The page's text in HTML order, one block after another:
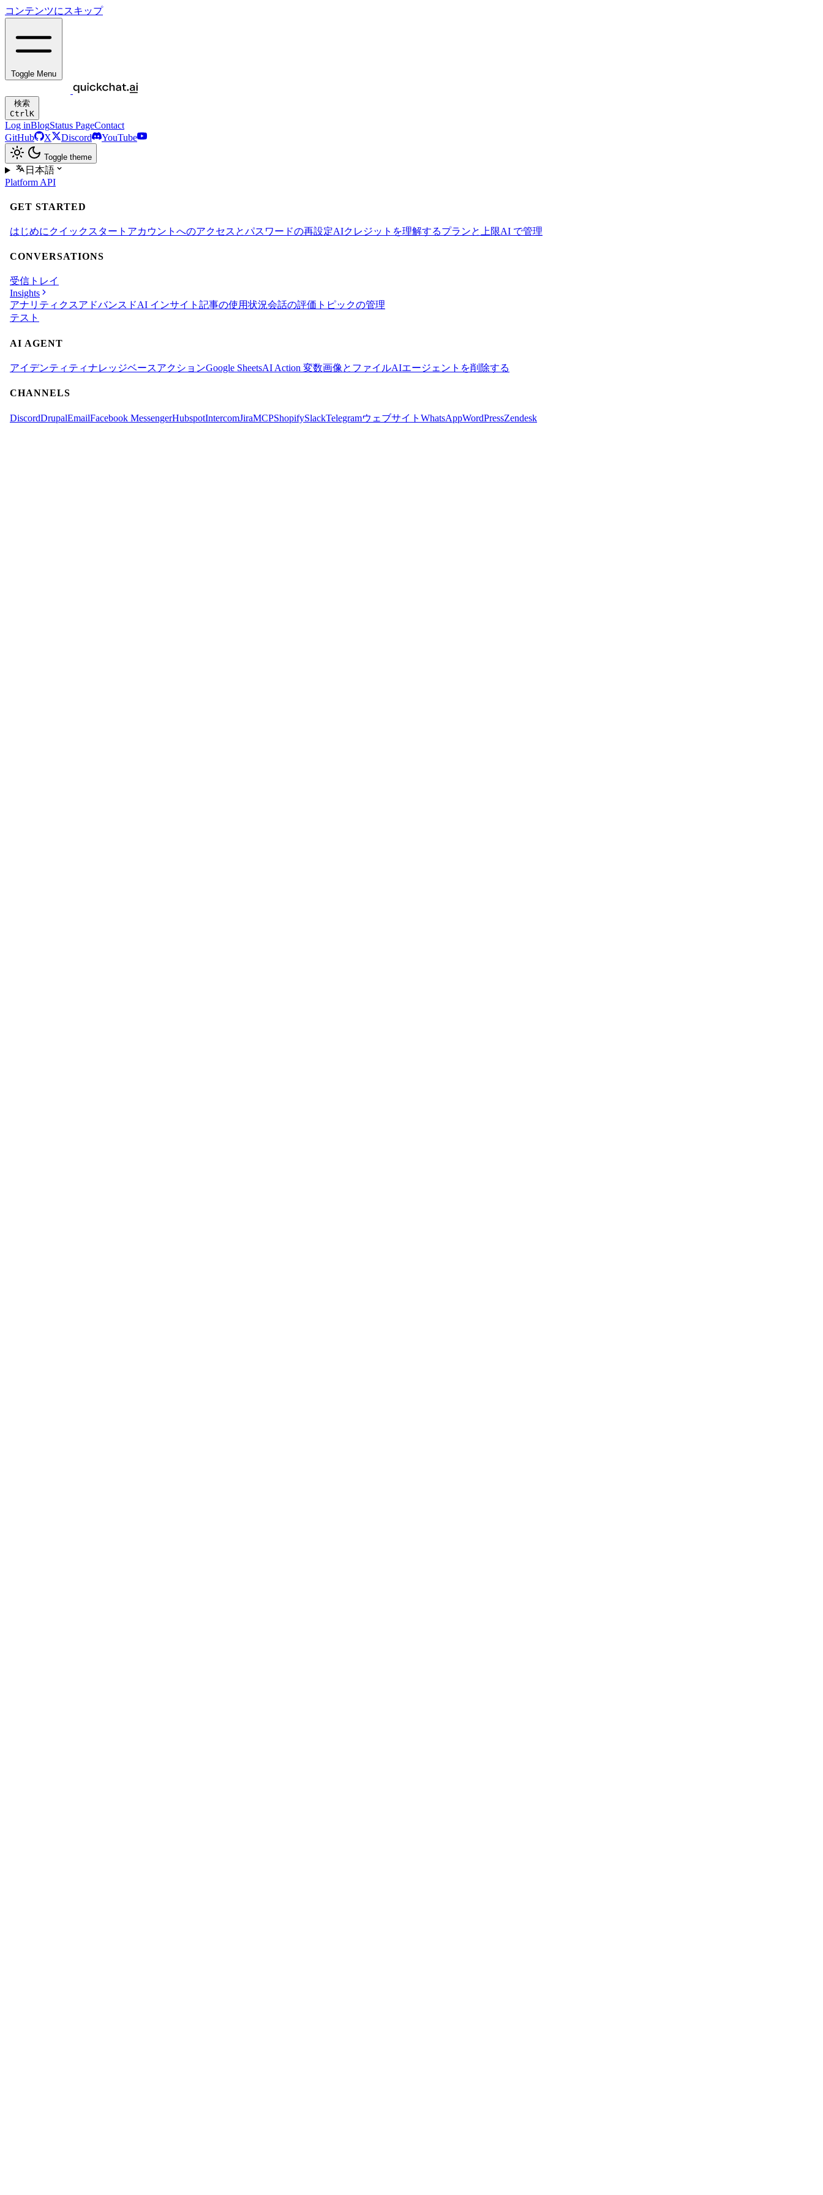
コンテンツにスキップ
Toggle Menu
検索
CtrlK
Log inBlogStatus PageContact
GitHub
X Discord YouTube
Toggle theme
日本語
Platform API
GET STARTED
はじめに クイックスタート アカウントへのアクセスとパスワードの再設定AIクレジットを理解するプランと上限AI で管理
CONVERSATIONS
受信トレイ
Insights
アナリティクスアドバンスドAI インサイト 記事の使用状況会話の評価 トピックの管理
テスト
AI AGENT
アイデンティティナレッジベースアクションGoogle SheetsAI Action 変数画像とファイルAIエージェントを削除する
CHANNELS
DiscordDrupalEmailFacebook MessengerHubspotIntercomJiraMCPShopifySlackTelegramウェブサイト WhatsAppWordPressZendesk